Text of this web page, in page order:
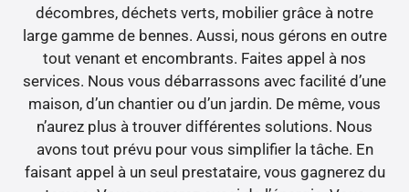
décombres, déchets verts, mobilier grâce à notre
large gamme de bennes. Aussi, nous gérons en outre
tout venant et encombrants. Faites appel à nos
services. Nous vous débarrassons avec facilité d’une
maison, d’un chantier ou d’un jardin. De même, vous
n’aurez plus à trouver différentes solutions. Nous
avons tout prévu pour vous simplifier la tâche. En
faisant appel à un seul prestataire, vous gagnerez du